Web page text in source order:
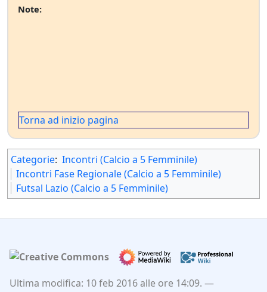
Note:
Torna ad inizio pagina
Categorie: Incontri (Calcio a 5 Femminile)
Incontri Fase Regionale (Calcio a 5 Femminile)
Futsal Lazio (Calcio a 5 Femminile)
Ultima modifica: 10 feb 2016 alle ore 14:09.